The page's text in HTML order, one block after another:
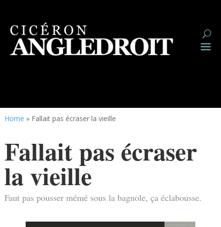
Home » Fallait pas écraser la vieille
Fallait pas écraser
la vieille
Faut pas pousser mémé sous la bagnole, ça éclabousse.